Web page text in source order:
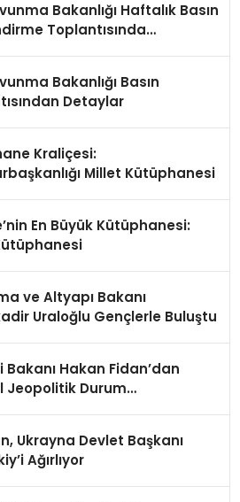
Bakanlığı Haftalık Basın
Toplantısında
Bakanlığı Basın
Detaylar
Kraliçesi:
Millet Kütüphanesi
En Büyük Kütüphanesi:
ve Altyapı Bakanı
Uraloğlu Gençlerle Buluştu
Bakanı Hakan Fidan’dan
Jeopolitik Durum
Ukrayna Devlet Başkanı
Ağırlıyor